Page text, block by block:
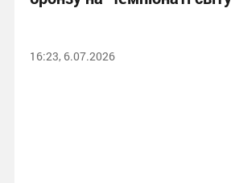
16:23, 6.07.2026